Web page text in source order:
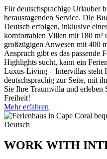
Für deutschsprachige Urlauber
herausragenden Service. Die
Deutsch erfolgen, inklusive
komfortablen Villen mit 180 m²
großzügigen Anwesen mit 400
Anspruch gibt es das passende
Highlights sucht, kann ein
Luxus-Living – Intervillas steht
deutschsprachig zur Seite, mit
Sie Ihre Traumvilla und
Freiheit!
Mehr erfahren
WORK WITH